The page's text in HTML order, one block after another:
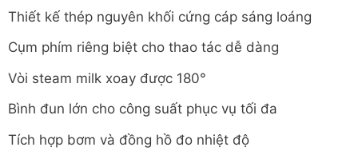
Thiết kế thép nguyên khối cứng cáp sáng loáng
Cụm phím riêng biệt cho thao tác dễ dàng
Vòi steam milk xoay được 180°
Bình đun lớn cho công suất phục vụ tối đa
Tích hợp bơm và đồng hồ đo nhiệt độ